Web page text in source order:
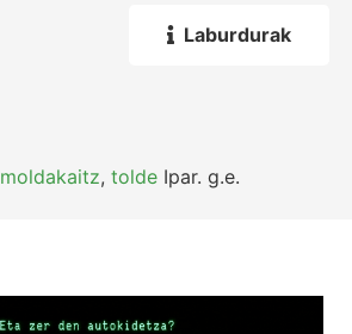
Laburdurak
moldakaitz,tolde Ipar. g.e.